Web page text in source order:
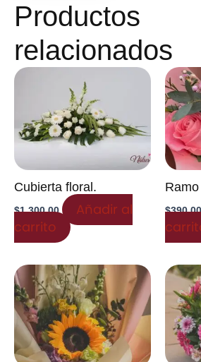
Productos
relacionados
Cubierta floral.
$1,300.00
Añadir al
carrito
$390.00